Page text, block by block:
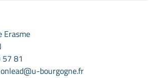
Erasme
81
bourgogne.fr